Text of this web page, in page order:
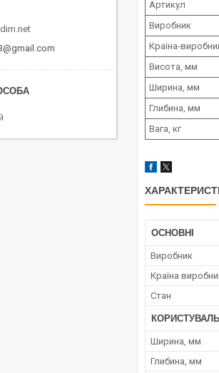
Артикул
Виробник
Країна-
Висота, мм
Ширина, мм
Глибина, мм
Вага, кг
ОСНОВНІ
Виробник
Країна
Стан
Ширина, мм
Глибина, мм